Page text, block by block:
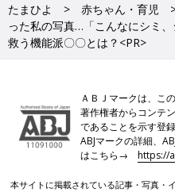
たまひよ 赤ちゃん・育児
った私の写真…「こんなにシミ
救う機能派〇〇とは？<PR>
ＡＢＪマークは、こ
著作権者からコンテ
であることを示す登
ABJマークの詳細、
はこちら→https://
本サイトに掲載されている記事・写真・